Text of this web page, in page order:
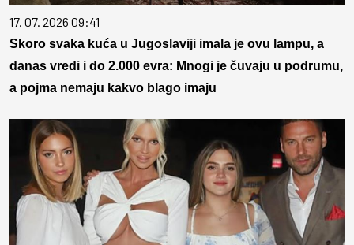
17. 07. 2026 09:41
Skoro svaka kuća u Jugoslaviji imala je ovu lampu, a
danas vredi i do 2.000 evra: Mnogi je čuvaju u podrumu,
a pojma nemaju kakvo blago imaju